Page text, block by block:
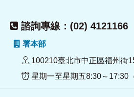
諮詢專線：(02) 4121166
署本部
100210臺北市中正區福州街
星期一至星期五8:30～17:30